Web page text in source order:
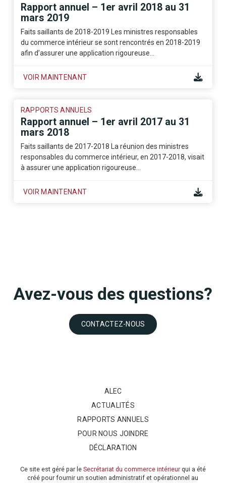
Rapport annuel – 1er avril 2018 au 31
mars 2019
Faits saillants de 2018-2019 Les ministres responsables
du commerce intérieur se sont rencontrés en 2018-2019
afin d’assurer une application rigoureuse…
VOIR MAINTENANT
RAPPORTS ANNUELS
Rapport annuel – 1er avril 2017 au 31
mars 2018
Faits saillants de 2017-2018 La réunion des ministres
responsables du commerce intérieur, en 2017-2018, visait
à assurer une application rigoureuse…
VOIR MAINTENANT
Avez-vous des questions?
CONTACTEZ-NOUS
ALEC
ACTUALITÉS
RAPPORTS ANNUELS
POUR NOUS JOINDRE
DÉCLARATION
Ce site est géré par le Secrétariat du commerce intérieurqui a été
créé pour fournir un soutien administratif et opérationnel au